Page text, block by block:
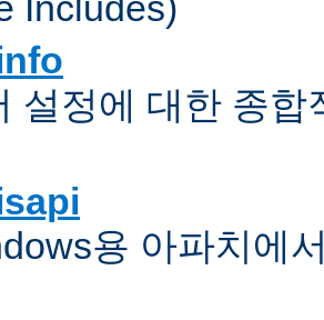
설정에 대한 종합
용 아파치에